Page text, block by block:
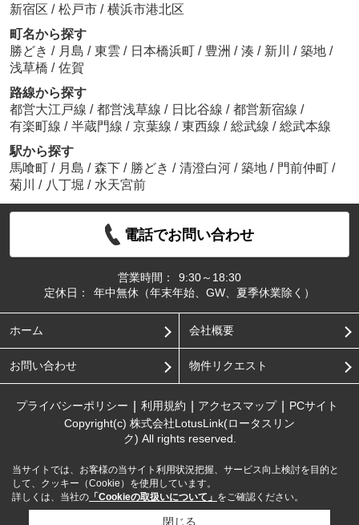
新宿区 / 松戸市 / 横浜市港北区
町名から探す
勝どき / 月島 / 東雲 / 日本橋浜町 / 豊洲 / 湊 / 新川 / 築地 /
浅草橋 / 佐賀
路線から探す
都営大江戸線 / 都営浅草線 / 日比谷線 / 都営新宿線 /
有楽町線 / 半蔵門線 / 京葉線 / 東西線 / 総武線 / 総武本線
駅から探す
馬喰町 / 月島 / 森下 / 勝どき / 清澄白河 / 築地 / 門前仲町 /
菊川
/ 八丁堀 / 水天宮前
電話でお問い合わせ
営業時間：
9:30～18:30
定休日：
年中無休（年末年始、GW、夏季休業除く）
ホーム 会社概要
お問い合わせ 物件リクエスト
プライバシーポリシー 利用規約 アクセスマップ
PCサイト
Copyright(c) 株式会社LotusLink(ロータスリン
ク) All rights reserved.
当サイトでは、お客様の当サイト利用状況把握、サービス向上検討を目的と
して、クッキー（Cookie）を使用しています。
詳しくは、当社の 「Cookieの取扱いについて」 をご確認ください。
閉じる